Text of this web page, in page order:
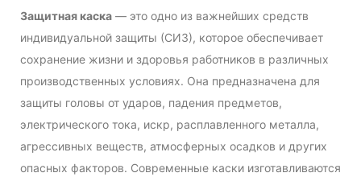
Защитная каска — это одно из важнейших средств
индивидуальной защиты (СИЗ), которое обеспечивает
сохранение жизни и здоровья работников в различных
производственных условиях. Она предназначена для
защиты головы от ударов, падения предметов,
электрического тока, искр, расплавленного металла,
агрессивных веществ, атмосферных осадков и других
опасных факторов. Современные каски изготавливаются